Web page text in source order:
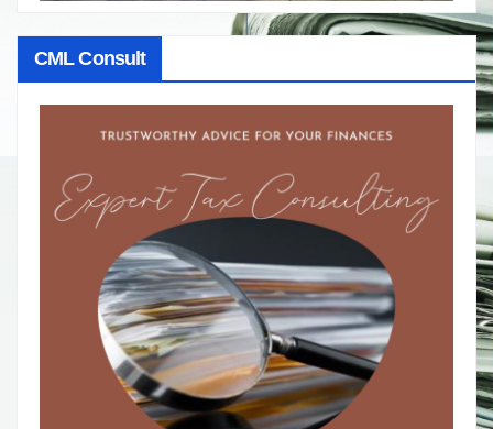
CML Consult